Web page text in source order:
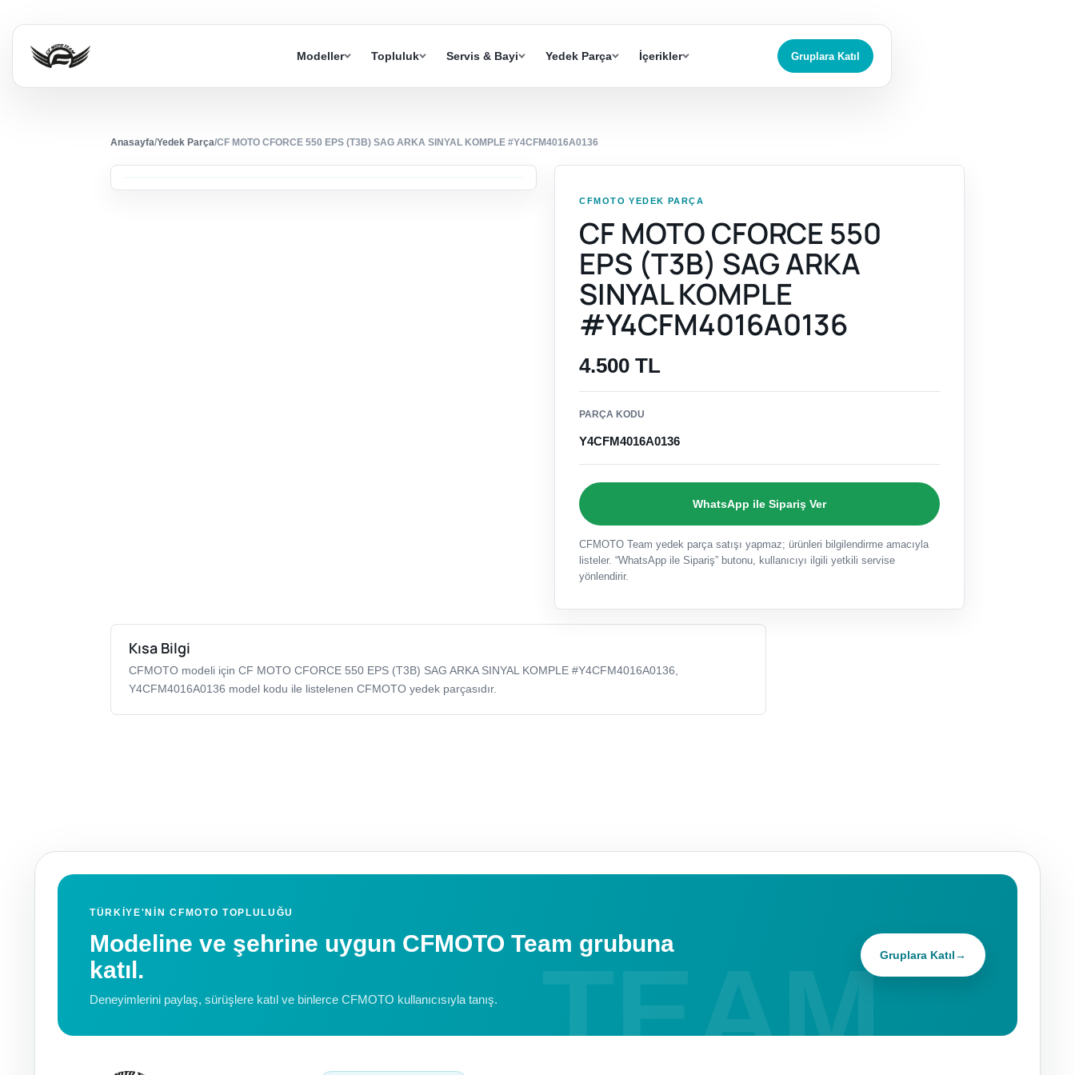
Modeller Topluluk Servis & Bayi Yedek Parça İçerikler Gruplara Katıl
Anasayfa/Yedek Parça/CF MOTO CFORCE 550 EPS (T3B) SAG ARKA SINYAL KOMPLE #Y4CFM4016A0136
CFMOTO YEDEK PARÇA
CF MOTO CFORCE 550
EPS (T3B) SAG ARKA
SINYAL KOMPLE
#Y4CFM4016A0136
4.500 TL
PARÇA KODU
Y4CFM4016A0136
WhatsApp ile Sipariş Ver
CFMOTO Team yedek parça satışı yapmaz; ürünleri bilgilendirme amacıyla
listeler. “WhatsApp ile Sipariş” butonu, kullanıcıyı ilgili yetkili servise
yönlendirir.
Kısa Bilgi
CFMOTO modeli için CF MOTO CFORCE 550 EPS (T3B) SAG ARKA SINYAL KOMPLE #Y4CFM4016A0136,
Y4CFM4016A0136 model kodu ile listelenen CFMOTO yedek parçasıdır.
TÜRKIYE'NIN CFMOTO TOPLULUĞU
Modeline ve şehrine uygun CFMOTO Team grubuna
katıl.
Deneyimlerini paylaş, sürüşlere katıl ve binlerce CFMOTO kullanıcısıyla tanış.
Gruplara Katıl→